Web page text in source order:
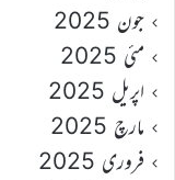
جون 2025
مئی 2025
اپریل 2025
مارچ 2025
فروری 2025